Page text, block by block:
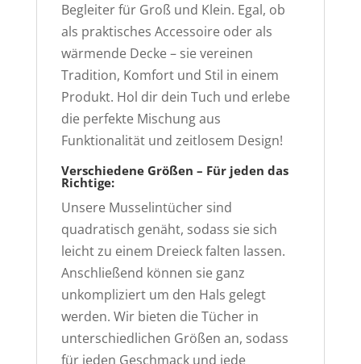
Begleiter für Groß und Klein. Egal, ob
als praktisches Accessoire oder als
wärmende Decke – sie vereinen
Tradition, Komfort und Stil in einem
Produkt. Hol dir dein Tuch und erlebe
die perfekte Mischung aus
Funktionalität und zeitlosem Design!
Verschiedene Größen – Für jeden das
Richtige:
Unsere Musselintücher sind
quadratisch genäht, sodass sie sich
leicht zu einem Dreieck falten lassen.
Anschließend können sie ganz
unkompliziert um den Hals gelegt
werden. Wir bieten die Tücher in
unterschiedlichen Größen an, sodass
für jeden Geschmack und jede